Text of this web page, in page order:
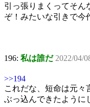
引っ張りまくってそん
ぞ！みたいな引きで今
196: 私は誰だ 2022/04/
>>194
これだな、短命は元々
ぶっ込んできたように